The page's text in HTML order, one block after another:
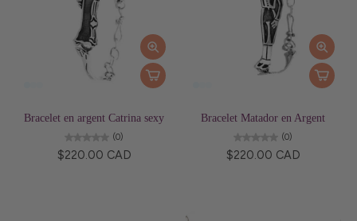
Bracelet en argent Catrina sexy
(0)
$220.00 CAD
Bracelet Matador en Argent
(0)
$220.00 CAD